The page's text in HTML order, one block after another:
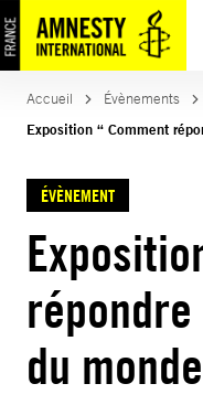
Accueil
Évènements
Exposition “ Comment
ÉVÈNEMENT
du